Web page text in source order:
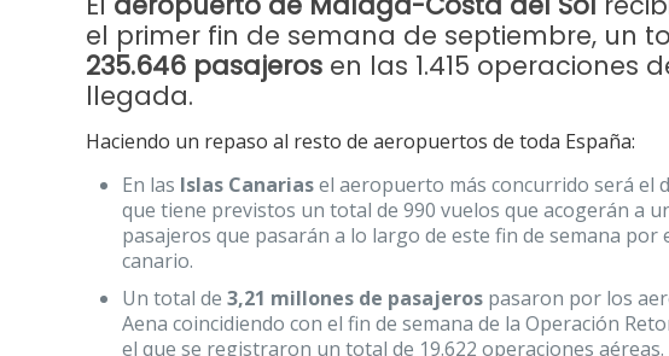
el primer fin de semana de septiembre, un
235.646 pasajeros en las 1.415 operaciones
llegada.
Haciendo un repaso al resto de aeropuertos de toda España:
En las Islas Canariasel aeropuerto más concurrido será el
que tiene previstos un total de 990 vuelos que acogerán a
pasajeros que pasarán a lo largo de este fin de semana
canario.
Un total de 3,21 millones de pasajeros pasaron por los
Aena coincidiendo con el fin de semana de la Operación
el que se registraron un total de 19.622 operaciones aéreas.